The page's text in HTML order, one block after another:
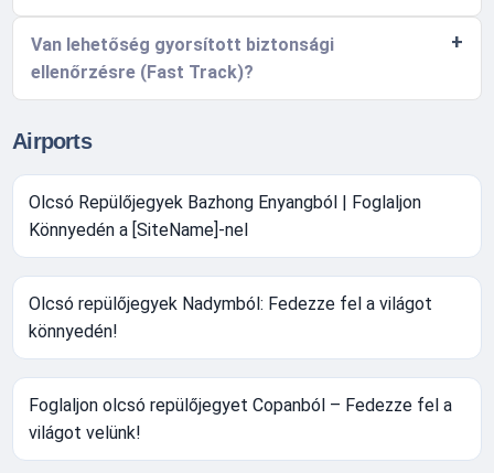
Van lehetőség gyorsított biztonsági
ellenőrzésre (Fast Track)?
Airports
Olcsó Repülőjegyek Bazhong Enyangból | Foglaljon
Könnyedén a [SiteName]-nel
Olcsó repülőjegyek Nadymból: Fedezze fel a világot
könnyedén!
Foglaljon olcsó repülőjegyet Copanból – Fedezze fel a
világot velünk!